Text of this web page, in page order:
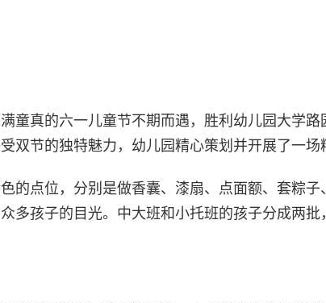
童真的六一儿童节不期而遇，胜利幼儿园大学
双节的独特魅力，幼儿园精心策划并开展了一场
的点位，分别是做香囊、漆扇、点面额、套粽子
多孩子的目光。中大班和小托班的孩子分成两